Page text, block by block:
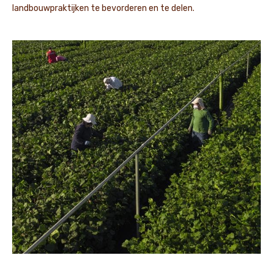
landbouwpraktijken te bevorderen en te delen.